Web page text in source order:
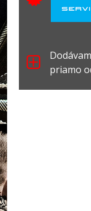
priamo